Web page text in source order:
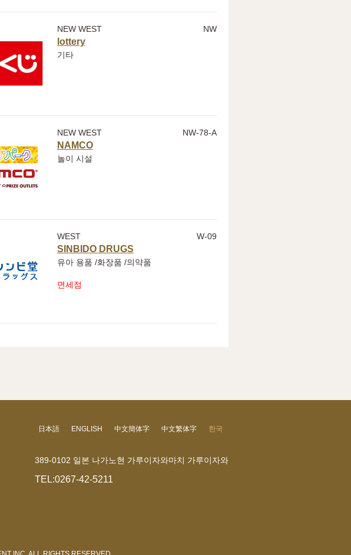
NEW WEST NW
lottery
기타
NEW WEST NW-78-A
NAMCO
놀이 시설
WEST W-09
SINBIDO DRUGS
유아 용품 /화장품 /의약품
면세점
389-0102 일본 나가노현 가루이자와마치 가루이자와
TEL:0267-42-5211
日本語 ENGLISH 中文簡体字 中文繁体字 한국